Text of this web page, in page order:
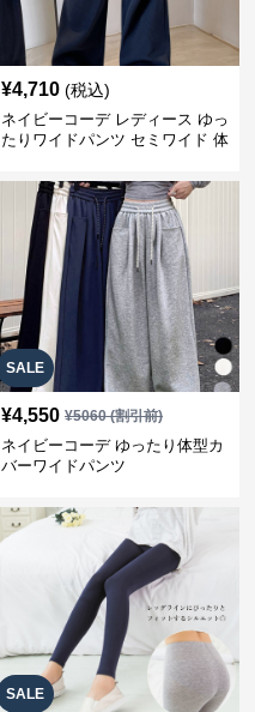
¥4,710 (税込)
ネイビーコーデ レディース ゆっ
たりワイドパンツ セミワイド 体
SALE
¥4,550 ¥5060(割引前)
ネイビーコーデ ゆったり体型カ
バーワイドパンツ
SALE